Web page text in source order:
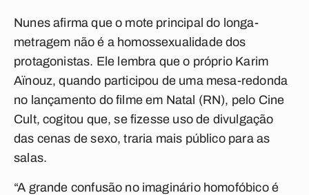
Nunes afirma que o mote principal do longa-
metragem não é a homossexualidade dos
protagonistas. Ele lembra que o próprio Karim
Aïnouz, quando participou de uma mesa-redonda
no lançamento do filme em Natal (RN), pelo Cine
Cult, cogitou que, se fizesse uso de divulgação
das cenas de sexo, traria mais público para as
salas.
“A grande confusão no imaginário homofóbico é